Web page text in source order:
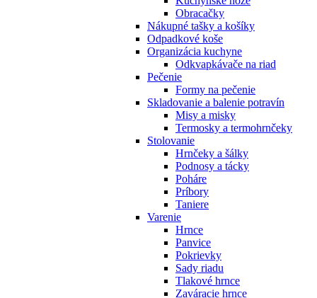
Obracačky
Nákupné tašky a košíky
Odpadkové koše
Organizácia kuchyne
Odkvapkávače na riad
Pečenie
Formy na pečenie
Skladovanie a balenie potravín
Misy a misky
Termosky a termohrnčeky
Stolovanie
Hrnčeky a šálky
Podnosy a tácky
Poháre
Príbory
Taniere
Varenie
Hrnce
Panvice
Pokrievky
Sady riadu
Tlakové hrnce
Zaváracie hrnce